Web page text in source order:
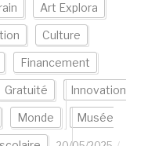
Art Explora
Culture
Financement
Gratuité Innovation
Monde Musée